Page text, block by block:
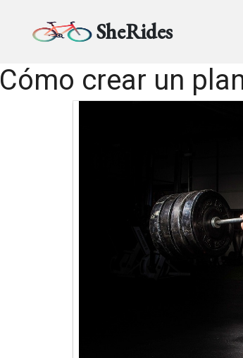
SheRides
Cómo crear un